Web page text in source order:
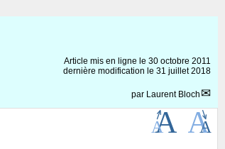
Article mis en ligne le 30 octobre 2011
dernière modification le 31 juillet 2018
par Laurent Bloch